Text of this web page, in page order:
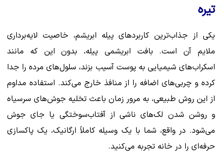
تیره
یکی از جذاب‌ترین کاربردهای پیله ابریشم، خاصیت لایه‌برداری
ملایم آن است. بافت ابریشمی پیله، بدون این که مانند
اسکراب‌های شیمیایی به پوست آسیب بزند، سلول‌های مرده را جدا
کرده و چربی‌های اضافه را از منافذ خارج می‌کند. استفاده مداوم
از این روش طبیعی، به مرور زمان باعث تخلیه جوش‌های سرسیاه
و روشن شدن لک‌های ناشی از آفتاب‌سوختگی یا جای جوش
می‌شود. در واقع، شما با یک وسیله کاملاً ارگانیک، یک پاکسازی
حرفه‌ای را در خانه تجربه می‌کنید.